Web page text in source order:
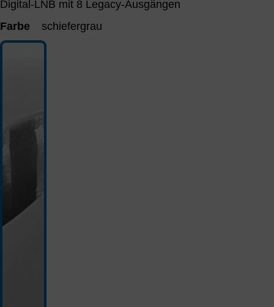
Digital-LNB mit 8 Legacy-Ausgängen
Farbe
schiefergrau